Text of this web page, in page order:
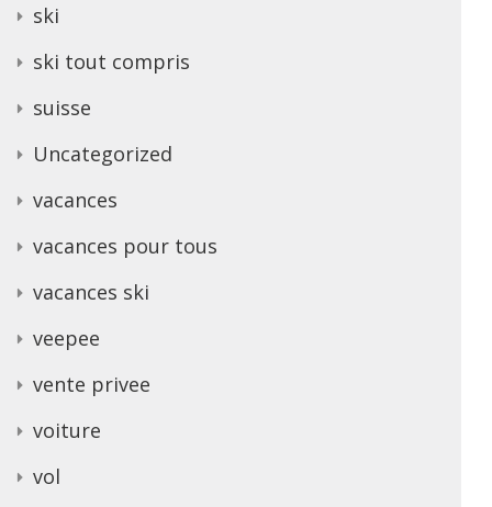
ski
ski tout compris
suisse
Uncategorized
vacances
vacances pour tous
vacances ski
veepee
vente privee
voiture
vol